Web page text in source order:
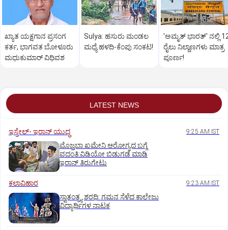
ಖ್ಯಾತ ಯಕ್ಷಗಾನ ಪ್ರಸಂಗ
ಕರ್ತ, ಭಾಗವತ ಬೋಳೂರು
ಮಧುಕುಮಾರ್ ವಿಧಿವಶ
Sulya: ಹಸುರು ಮಂಡಲ
ಮಧ್ಯೆ ಹಳದಿ-ಕೆಂಪು ಸಂಕಟ!
'ಅಮೃತ್‌ ಭಾರತ್‌' ನಲ್ಲಿ
ರೈಲು ನಿಲ್ದಾಣಗಳು ಮಾತ್ರ
ಪೂರ್ಣ!
LATEST NEWS
ಇಸ್ರೇಲ್- ಇರಾನ್‌ ಯುದ್ಧ 9:25 AM IST
ಮೊಜ್ತಬಾ ಖಮೇನಿ ಆರೋಗ್ಯದ ಬಗ್ಗೆ
ವದಂತಿ:ವಿಡಿಯೋ ಬಿಡುಗಡೆ ಮಾಡಿ
ಇರಾನ್‌ ತಿರುಗೇಟು
ಕಲಾವಿಹಾರ 9:23 AM IST
ಸ್ವಾತಂತ್ರ್ಯ ಶರಧಿ: ಗಮನ ಸೆಳೆದ ಕಾಲೇಜು
ವಿದ್ಯಾರ್ಥಿಗಳ ನಾಟಕ